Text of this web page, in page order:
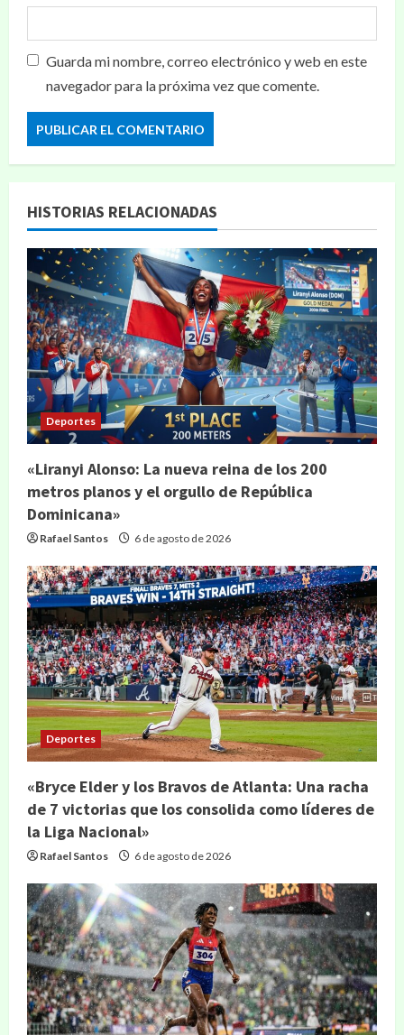
Guarda mi nombre, correo electrónico y web en este
navegador para la próxima vez que comente.
HISTORIAS RELACIONADAS
Deportes
«Liranyi Alonso: La nueva reina de los 200
metros planos y el orgullo de República
Dominicana»
Rafael Santos 6 de agosto de 2026
Deportes
«Bryce Elder y los Bravos de Atlanta: Una racha
de 7 victorias que los consolida como líderes de
la Liga Nacional»
Rafael Santos 6 de agosto de 2026